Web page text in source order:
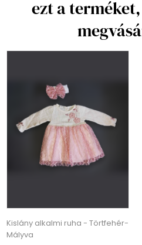
ezt a
Kislány alkalmi ruha - Törtfehér-
Mályva